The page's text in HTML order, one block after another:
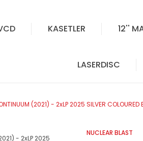
KASETLER 12''
LASERDISC
(2021) - 2xLP 2025 SILVER COLOURED
NUCLEAR BLAST